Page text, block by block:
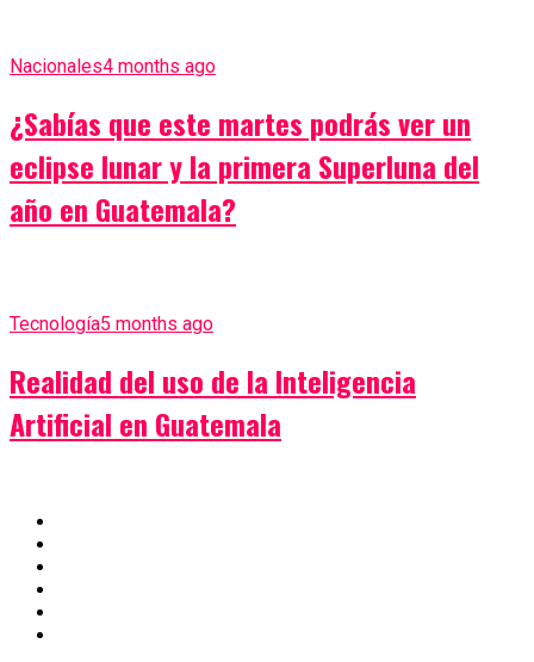
Nacionales4 months ago
¿Sabías que este martes podrás ver un
eclipse lunar y la primera Superluna del
año en Guatemala?
Tecnología5 months ago
Realidad del uso de la Inteligencia
Artificial en Guatemala